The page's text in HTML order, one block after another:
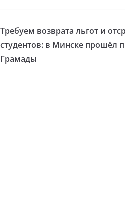
Требуем возврата льгот и
студентов: в Минске прошёл
Грамады